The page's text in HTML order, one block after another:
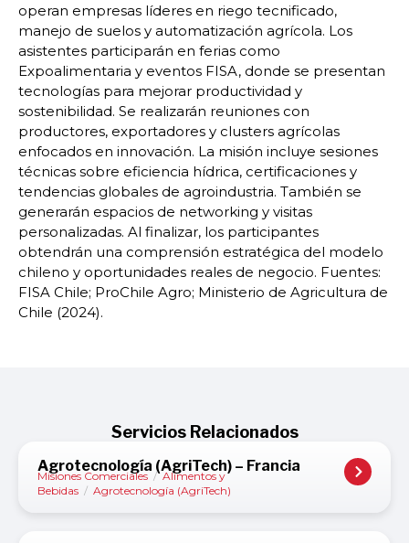
operan empresas líderes en riego tecnificado,
manejo de suelos y automatización agrícola. Los
asistentes participarán en ferias como
Expoalimentaria y eventos FISA, donde se presentan
tecnologías para mejorar productividad y
sostenibilidad. Se realizarán reuniones con
productores, exportadores y clusters agrícolas
enfocados en innovación. La misión incluye sesiones
técnicas sobre eficiencia hídrica, certificaciones y
tendencias globales de agroindustria. También se
generarán espacios de networking y visitas
personalizadas. Al finalizar, los participantes
obtendrán una comprensión estratégica del modelo
chileno y oportunidades reales de negocio. Fuentes:
FISA Chile; ProChile Agro; Ministerio de Agricultura de
Chile (2024).
Servicios Relacionados
Agrotecnología (AgriTech) – Francia
Misiones Comerciales / Alimentos y
Bebidas / Agrotecnología (AgriTech)